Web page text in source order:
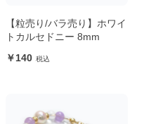
【粒売り/バラ売り】ホワイ
トカルセドニー 8mm
140